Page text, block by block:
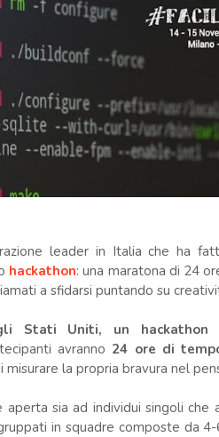
leader in Italia che ha
hackathon: una maratona di 24
a sfidarsi puntando su
Stati Uniti, un
avranno 24 ore di
la propria bravura nel
aperta sia ad individui singoli
in squadre composte da